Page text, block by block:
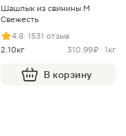
Шашлык из свинины М
Свежесть
4.8· 1531 отзыв
2.10кг
310.99 ₽ · 1кг
В корзину